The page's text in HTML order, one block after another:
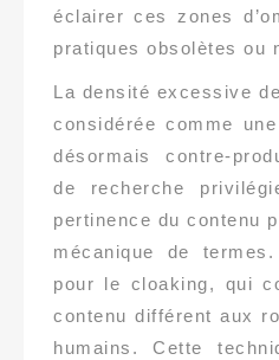
éclairer ces zones
pratiques obsolètes ou
La densité excessive
considérée comme
désormais contre-
de recherche
pertinence du contenu
mécanique de
pour le cloaking, qui
contenu différent aux
humains. Cette